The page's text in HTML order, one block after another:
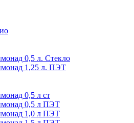
0,5 л. Стекло
1,25 л. ПЭТ
0,5 л ст
0,5 л ПЭТ
1,0 л ПЭТ